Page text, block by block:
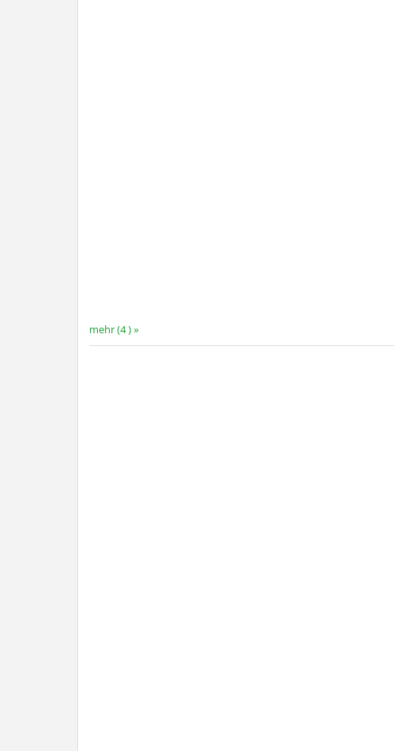
mehr (4 ) »